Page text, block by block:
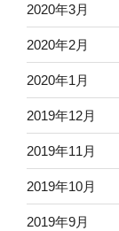
2020年3月
2020年2月
2020年1月
2019年12月
2019年11月
2019年10月
2019年9月